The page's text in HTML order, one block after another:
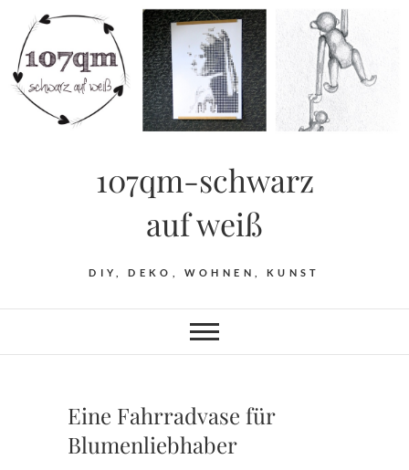
content
107qm-schwarz
auf weiß
DIY, DEKO, WOHNEN, KUNST
Eine Fahrradvase für
Blumenliebhaber